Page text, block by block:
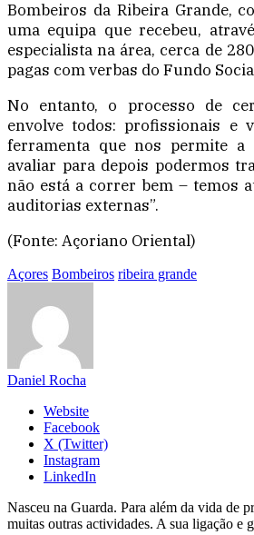
Bombeiros da Ribeira Grande,
uma equipa que recebeu,
especialista na área, cerca de
pagas com verbas do Fundo
No entanto, o processo de
envolve todos: profissionais e
ferramenta que nos permite a
avaliar para depois podermos
não está a correr bem – temos
auditorias externas”.
(Fonte: Açoriano Oriental)
Açores Bombeiros ribeira grande
Daniel Rocha
Website
Facebook
X (Twitter)
Instagram
LinkedIn
Nasceu na Guarda. Para além da vida de
muitas outras actividades. A sua ligação e